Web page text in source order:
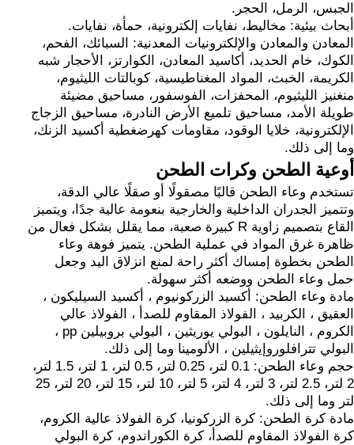
الجبس، الرمل، الحجر.
أبحاث بيئية: مخاليط، نفايات إلكترونية، حمأة، نفايات.
المعادن والمعادن والإلكترونيات المعدنية: السبائك، الفحم،
الكوك، خام الحديد، أكاسيد المعادن، الكوارتز، الأحجار شبه
الكريمة، الخبث، المواد المغناطيسية، كوبالتات الليثيوم،
منغنيز الليثيوم، المحفزات، الفوسفور، مساحيق مضيئة
طويلة الأمد، مساحيق تلميع الأرض النادرة، مساحيق الزجاج
الإلكترونية، خلايا الوقود، مقاومات كهرضغطية أكسيد الزنك،
وما إلى ذلك.
أوعية الطحن وكرات الطحن
تستخدم وعاء الطحن قالبًا مصقولًا أو صقلًا عالي الدقة،
وتتميز الجدران الداخلية والخارجية بنعومة عالية جدًا، ويتميز
القاع بتصميم زاوية R كبيرة صعبة، مما يقلل بشكل فعال من
ظاهرة غرق المواد في عملية الطحن. يتميز فوهة وعاء
الطحن بخطوة إمساك أكثر راحة لمنع انزلاق اليد وجعل
حمل وعاء الطحن ووضعه أكثر سهولة.
مادة وعاء الطحن: أكسيد الزركونيوم ، أكسيد السيليكون ،
العقيق ، الكربيد ، الفولاذ المقاوم للصدأ ، الفولاذ عالي
الكروم ، النايلون ، البولي يوريثين ، البولي بروبيلين pp ،
البولي تترافلوروإيثيلين ، الألومينا وما إلى ذلك.
حجم وعاء الطحن: 0.1 لتر، 0.25 لتر، 0.5 لتر، 1 لتر، 1.5 لتر،
2 لتر، 2.5 لتر، 3 لتر، 4 لتر، 5 لتر، 10 لتر، 15 لتر، 20 لتر، 25
لتر وما إلى ذلك.
مادة كرة الطحن: كرة الزركونيا، كرة الفولاذ عالية الكروم،
كرة الفولاذ المقاوم للصدأ، كرة الكوراندوم، كرة البولي